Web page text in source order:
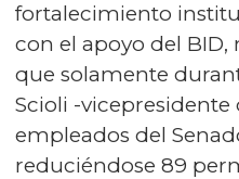
fortalecimiento
con el apoyo del BID,
que solamente
Scioli -vicepresidente
empleados del
reduciéndose 89